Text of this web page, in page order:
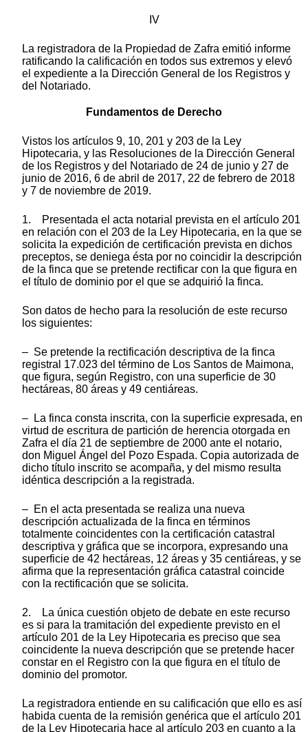
IV
La registradora de la Propiedad de Zafra emitió informe
ratificando la calificación en todos sus extremos y elevó
el expediente a la Dirección General de los Registros y
del Notariado.
Fundamentos de Derecho
Vistos los artículos 9, 10, 201 y 203 de la Ley
Hipotecaria, y las Resoluciones de la Dirección General
de los Registros y del Notariado de 24 de junio y 27 de
junio de 2016, 6 de abril de 2017, 22 de febrero de 2018
y 7 de noviembre de 2019.
1. Presentada el acta notarial prevista en el artículo 201
en relación con el 203 de la Ley Hipotecaria, en la que se
solicita la expedición de certificación prevista en dichos
preceptos, se deniega ésta por no coincidir la descripción
de la finca que se pretende rectificar con la que figura en
el título de dominio por el que se adquirió la finca.
Son datos de hecho para la resolución de este recurso
los siguientes:
– Se pretende la rectificación descriptiva de la finca
registral 17.023 del término de Los Santos de Maimona,
que figura, según Registro, con una superficie de 30
hectáreas, 80 áreas y 49 centiáreas.
– La finca consta inscrita, con la superficie expresada, en
virtud de escritura de partición de herencia otorgada en
Zafra el día 21 de septiembre de 2000 ante el notario,
don Miguel Ángel del Pozo Espada. Copia autorizada de
dicho título inscrito se acompaña, y del mismo resulta
idéntica descripción a la registrada.
– En el acta presentada se realiza una nueva
descripción actualizada de la finca en términos
totalmente coincidentes con la certificación catastral
descriptiva y gráfica que se incorpora, expresando una
superficie de 42 hectáreas, 12 áreas y 35 centiáreas, y se
afirma que la representación gráfica catastral coincide
con la rectificación que se solicita.
2. La única cuestión objeto de debate en este recurso
es si para la tramitación del expediente previsto en el
artículo 201 de la Ley Hipotecaria es preciso que sea
coincidente la nueva descripción que se pretende hacer
constar en el Registro con la que figura en el título de
dominio del promotor.
La registradora entiende en su calificación que ello es así
habida cuenta de la remisión genérica que el artículo 201
de la Ley Hipotecaria hace al artículo 203 en cuanto a la